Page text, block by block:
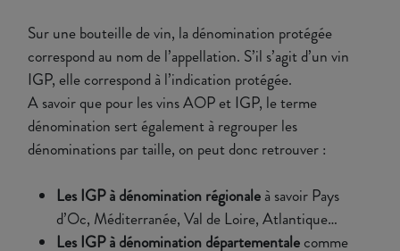
Sur une bouteille de vin, la dénomination protégée
correspond au nom de l’appellation. S’il s’agit d’un vin
IGP, elle correspond à l’indication protégée.
A savoir que pour les vins AOP et IGP, le terme
dénomination sert également à regrouper les
dénominations par taille, on peut donc retrouver :
Les IGP à dénomination régionale à savoir Pays
d’Oc, Méditerranée, Val de Loire, Atlantique…
Les IGP à dénomination départementalecomme